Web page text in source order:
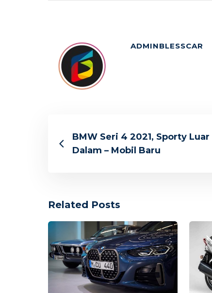
ADMINBLESSCAR
BMW Seri 4 2021, Sporty Luar
Dalam – Mobil Baru
Related Posts